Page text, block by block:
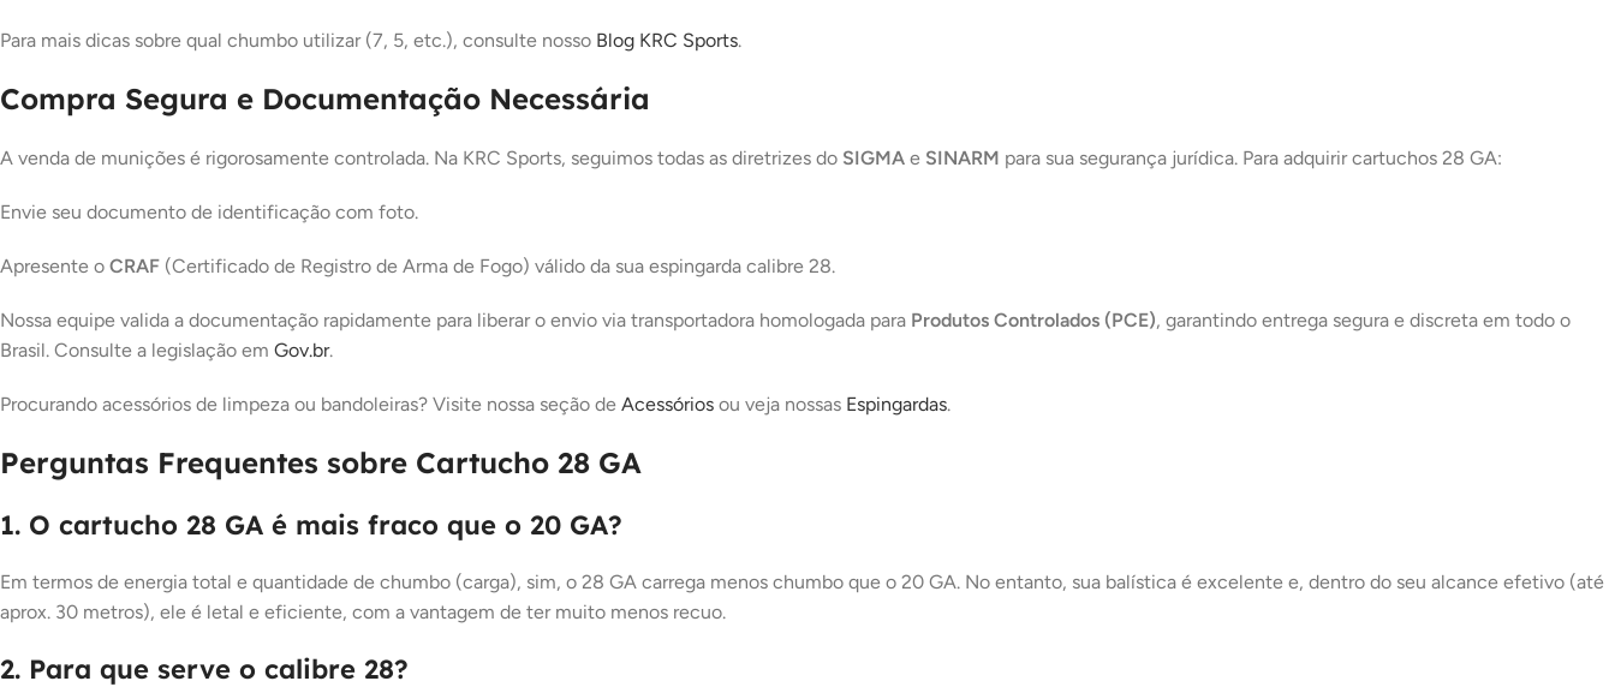
Para mais dicas sobre qual chumbo utilizar (7, 5, etc.), consulte nosso Blog KRC Sports.
Compra Segura e Documentação Necessária
A venda de munições é rigorosamente controlada. Na KRC Sports, seguimos todas as diretrizes do SIGMA e SINARM para sua segurança jurídica. Para adquirir cartuchos 28 GA:
Envie seu documento de identificação com foto.
Apresente o CRAF (Certificado de Registro de Arma de Fogo) válido da sua espingarda calibre 28.
Nossa equipe valida a documentação rapidamente para liberar o envio via transportadora homologada para Produtos Controlados (PCE), garantindo entrega segura e discreta em todo o
Brasil. Consulte a legislação em Gov.br.
Procurando acessórios de limpeza ou bandoleiras? Visite nossa seção de Acessórios ou veja nossas Espingardas.
Perguntas Frequentes sobre Cartucho 28 GA
1. O cartucho 28 GA é mais fraco que o 20 GA?
Em termos de energia total e quantidade de chumbo (carga), sim, o 28 GA carrega menos chumbo que o 20 GA. No entanto, sua balística é excelente e, dentro do seu alcance efetivo (até
aprox. 30 metros), ele é letal e eficiente, com a vantagem de ter muito menos recuo.
2. Para que serve o calibre 28?